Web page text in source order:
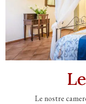
Le nostre